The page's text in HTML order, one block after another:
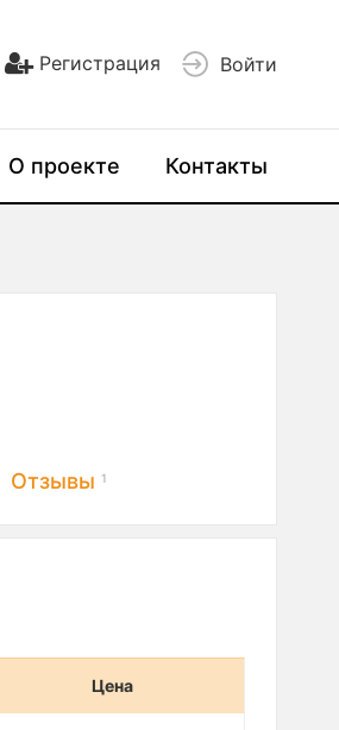
Регистрация Войти
О проекте Контакты
Отзывы1
Цена